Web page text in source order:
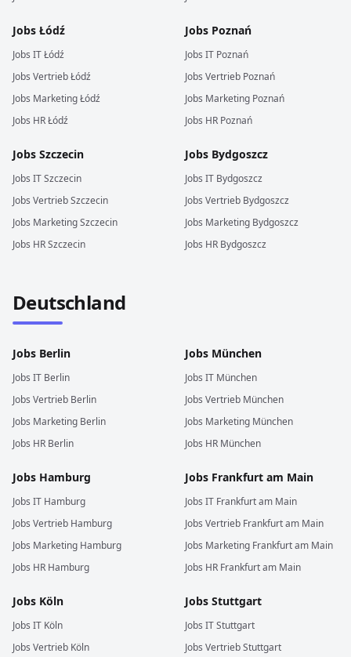
Jobs Łódź
Jobs ITŁódź
Jobs VertriebŁódź
Jobs MarketingŁódź
Jobs HRŁódź
Jobs Poznań
Jobs IT Poznań
Jobs Vertrieb Poznań
Jobs Marketing Poznań
Jobs HR Poznań
Jobs Szczecin
Jobs ITSzczecin
Jobs VertriebSzczecin
Jobs MarketingSzczecin
Jobs HRSzczecin
Jobs Bydgoszcz
Jobs IT Bydgoszcz
Jobs Vertrieb Bydgoszcz
Jobs Marketing Bydgoszcz
Jobs HR Bydgoszcz
Deutschland
Jobs Berlin
Jobs IT Berlin
Jobs Vertrieb Berlin
Jobs Marketing Berlin
Jobs HR Berlin
Jobs München
Jobs IT München
Jobs Vertrieb München
Jobs Marketing München
Jobs HR München
Jobs Hamburg
Jobs IT Hamburg
Jobs Vertrieb Hamburg
Jobs Marketing Hamburg
Jobs HR Hamburg
Jobs Frankfurt am Main
Jobs IT Frankfurt am Main
Jobs Vertrieb Frankfurt am Main
Jobs Marketing Frankfurt am Main
Jobs HR Frankfurt am Main
Jobs Köln
Jobs IT Köln
Jobs Vertrieb Köln
Jobs Stuttgart
Jobs ITStuttgart
Jobs VertriebStuttgart